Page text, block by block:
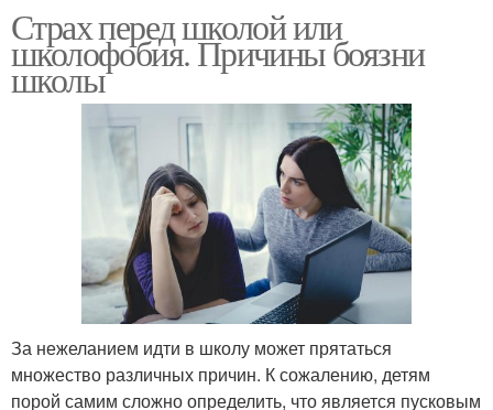
Страх перед школой или
школофобия. Причины боязни
школы
За нежеланием идти в школу может прятаться
множество различных причин. К сожалению, детям
порой самим сложно определить, что является пусковым